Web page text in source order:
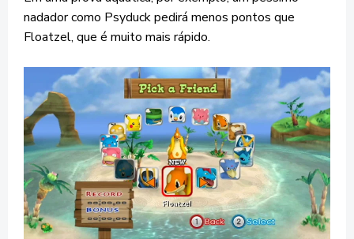
nadador como Psyduck pedirá menos pontos que
Floatzel, que é muito mais rápido.